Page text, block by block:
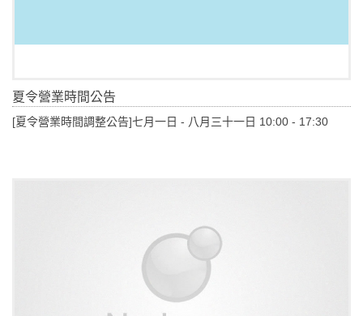
夏令營業時間公告
[夏令營業時間調整公告]七月一日 - 八月三十一日 10:00 - 17:30